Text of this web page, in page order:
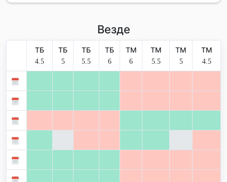
Везде
ТБ
4.5
ТБ
5
ТБ
5.5
ТБ
6
ТМ
6
ТМ
5.5
ТМ
5
ТМ
4.5